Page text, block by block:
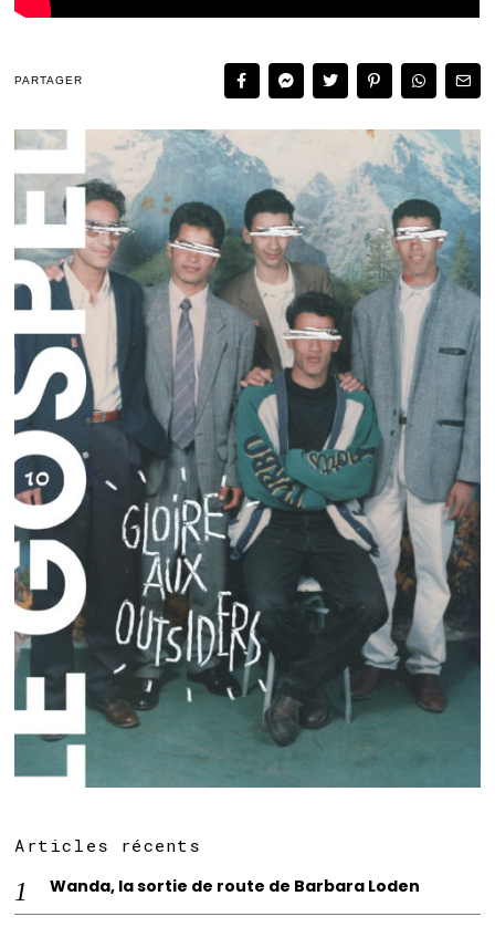
PARTAGER
Articles récents
Wanda, la sortie de route de Barbara Loden